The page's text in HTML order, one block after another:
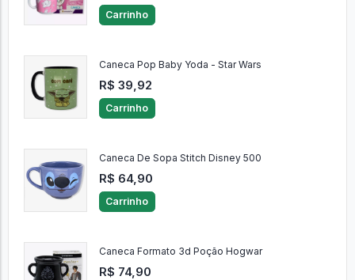
Carrinho
Caneca Pop Baby Yoda - Star Wars
R$ 39,92
Carrinho
Caneca De Sopa Stitch Disney 500
R$ 64,90
Carrinho
Caneca Formato 3d Poção Hogwar
R$ 74,90